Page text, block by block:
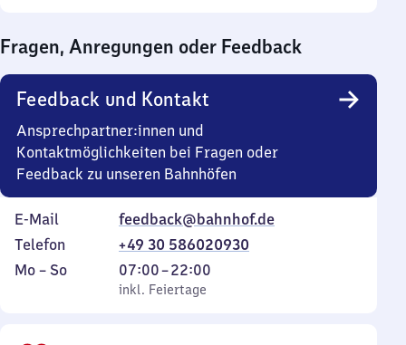
0
Uhr
Fragen, Anregungen oder Feedback
Feedback und Kontakt
Ansprechpartner:innen und
Kontaktmöglichkeiten bei Fragen oder
Feedback zu unseren Bahnhöfen
E-Mail
feedback@bahnhof.de
Telefon
+49 30 586020930
Montag
Mo – So,
inkl. Feiertage
07:00–22:00
Von
7
inkl. Feiertage